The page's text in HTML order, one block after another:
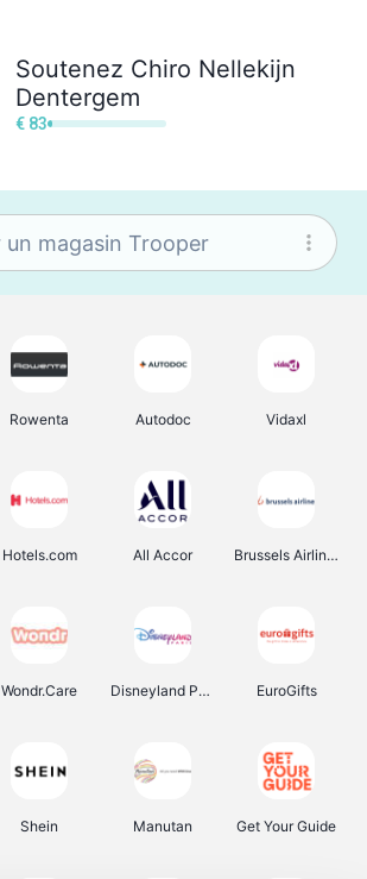
Soutenez Chiro Nellekijn
Dentergem
€ 83
Rowenta Autodoc Vidaxl
Hotels.com All Accor Brussels Airlines
Wondr.Care Disneyland Paris EuroGifts
Shein Manutan Get Your Guide